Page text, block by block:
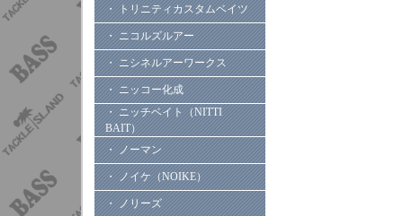
・ トリニティカスタムベイツ
・ ニコルズルアー
・ ニシネルアーワークス
・ ニッコー化成
・ ニッチベイト（NITTI
BAIT）
・ ノーマン
・ ノイケ（NOIKE）
・ ノリーズ